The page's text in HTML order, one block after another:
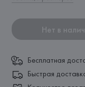
Нет в
Бесплатная
Быстрая